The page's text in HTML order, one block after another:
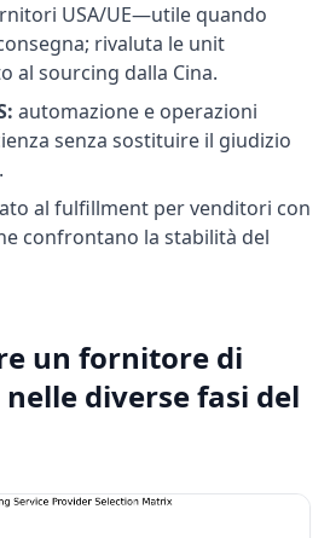
USA/UE—utile quando
rivaluta le unit
al sourcing dalla Cina.
automazione e operazioni
senza sostituire il giudizio
al fulfillment per venditori con
confrontano la stabilità del
un fornitore di
diverse fasi del